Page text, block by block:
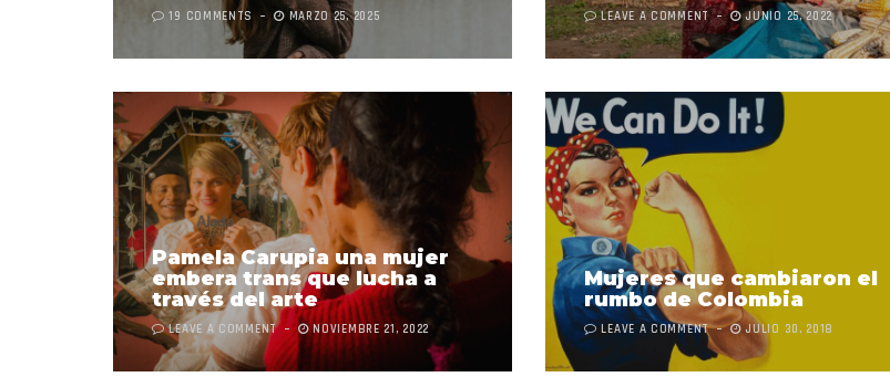
19 COMMENTS MARZO 25, 2025 LEAVE A COMMENT JUNIO 25, 2022
Pamela Carupia una mujer
embera trans que lucha a
través del arte
LEAVE A COMMENT NOVIEMBRE 21, 2022
Mujeres que cambiaron el
rumbo de Colombia
LEAVE A COMMENT JULIO 30, 2018